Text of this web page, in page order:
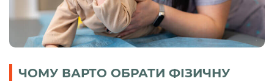
ЧОМУ ВАРТО ОБРАТИ ФІЗИЧНУ